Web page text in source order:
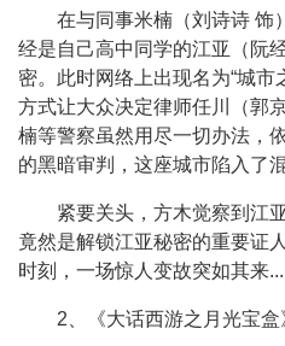
在与同事米楠（刘诗诗 饰
经是自己高中同学的江亚（阮
密。此时网络上出现名为“城市
方式让大众决定律师任川（郭
楠等警察虽然用尽一切办法，
的黑暗审判，这座城市陷入了
紧要关头，方木觉察到江
竟然是解锁江亚秘密的重要证
时刻，一场惊人变故突如其来
2、《大话西游之月光宝盒